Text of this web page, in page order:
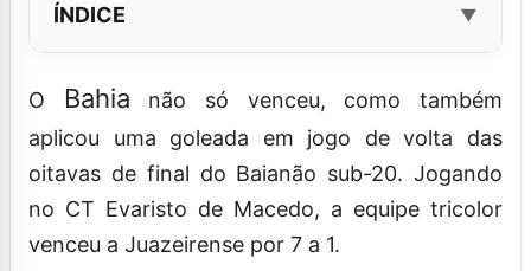
ÍNDICE
O Bahia não só venceu, como também
aplicou uma goleada em jogo de volta das
oitavas de final do Baianão sub-20. Jogando
no CT Evaristo de Macedo, a equipe tricolor
venceu a Juazeirense por 7 a 1.